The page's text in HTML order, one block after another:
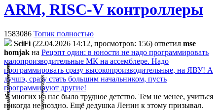
ARM, RISC-V контроллеры
1583086 Топик полностью
SciFi (22.04.2026 14:12, просмотров: 156) ответил mse
homjak на Рецэпт один: в юности не надо программировать
малопроизводительные МК на ассемблере. Надо
программировать сразу высокопроизводительные, на ЯВУ! А
лучшэ, сразу стать большим начальником, пусть
программируют другие!
У многих из нас было трудное детство. Тем не менее, учиться
никогда не поздно. Ещё дедушка Ленин к этому призывал.